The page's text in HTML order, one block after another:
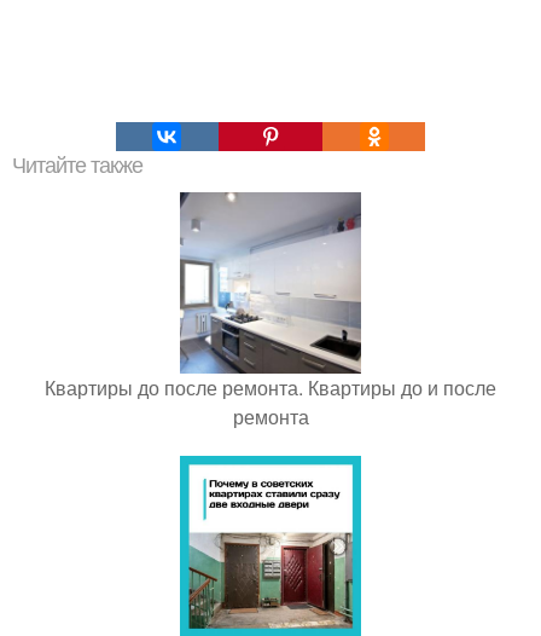
Читайте также
Квартиры до после ремонта. Квартиры до и после
ремонта